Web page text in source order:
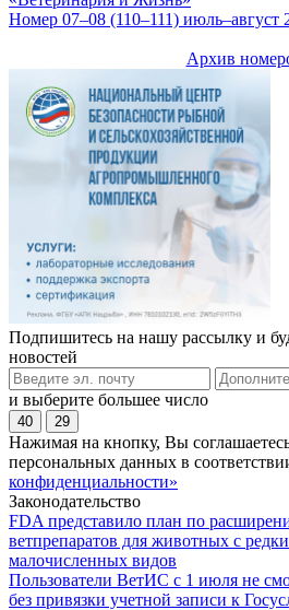
Номер 07–08 (110–111) июль–август
Архив
Подпишитесь на нашу рассылку и
новостей
и выберите большее число
40 29
Нажимая на кнопку, Вы
персональных данных в
конфиденциальности»
Законодательство
FDA представило план по
ветпрепаратов для животных с
малочисленных видов
Пользователи ВетИС с 1 июля не
без привязки учетной записи к